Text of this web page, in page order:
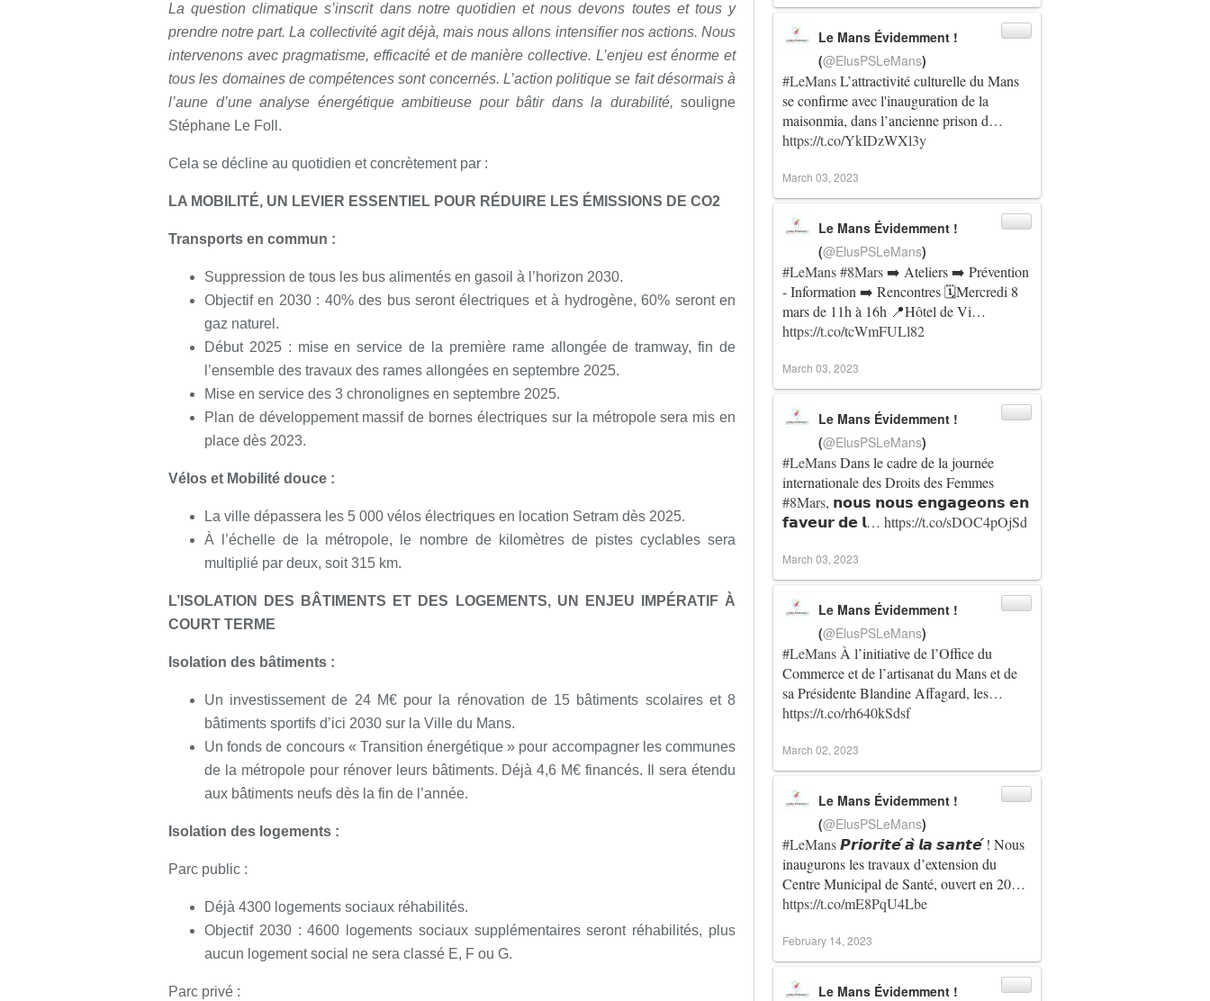
La question climatique s’inscrit dans notre quotidien et nous devons toutes et tous y
prendre notre part. La collectivité agit déjà, mais nous allons intensifier nos actions. Nous
intervenons avec pragmatisme, efficacité et de manière collective. L’enjeu est énorme et
tous les domaines de compétences sont concernés. L’action politique se fait désormais à
l’aune d’une analyse énergétique ambitieuse pour bâtir dans la durabilité, souligne
Stéphane Le Foll.
Cela se décline au quotidien et concrètement par :
LA MOBILITÉ, UN LEVIER ESSENTIEL POUR RÉDUIRE LES ÉMISSIONS DE CO2
Transports en commun :
Suppression de tous les bus alimentés en gasoil à l’horizon 2030.
Objectif en 2030 : 40% des bus seront électriques et à hydrogène, 60% seront en
gaz naturel.
Début 2025 : mise en service de la première rame allongée de tramway, fin de
l’ensemble des travaux des rames allongées en septembre 2025.
Mise en service des 3 chronolignes en septembre 2025.
Plan de développement massif de bornes électriques sur la métropole sera mis en
place dès 2023.
Vélos et Mobilité douce :
La ville dépassera les 5 000 vélos électriques en location Setram dès 2025.
À l’échelle de la métropole, le nombre de kilomètres de pistes cyclables sera
multiplié par deux, soit 315 km.
L’ISOLATION DES BÂTIMENTS ET DES LOGEMENTS, UN ENJEU IMPÉRATIF À
COURT TERME
Isolation des bâtiments :
Un investissement de 24 M€ pour la rénovation de 15 bâtiments scolaires et 8
bâtiments sportifs d’ici 2030 sur la Ville du Mans.
Un fonds de concours « Transition énergétique » pour accompagner les communes
de la métropole pour rénover leurs bâtiments. Déjà 4,6 M€ financés. Il sera étendu
aux bâtiments neufs dès la fin de l’année.
Isolation des logements :
Parc public :
Déjà 4300 logements sociaux réhabilités.
Objectif 2030 : 4600 logements sociaux supplémentaires seront réhabilités, plus
aucun logement social ne sera classé E, F ou G.
Parc privé :
#LeMansL’attractivité culturelle du Mans
se confirme avec l'inauguration de la
maisonmia, dans l’ancienne prison d…
https://t.co/YkIDzWXl3y
Le Mans Évidemment !
(@ElusPSLeMans)
March 03, 2023
#LeMans#8Mars➡️ Ateliers ➡️ Prévention
- Information ➡️ Rencontres 🗓️Mercredi 8
mars de 11h à 16h 📍Hôtel de Vi…
https://t.co/tcWmFULl82
Le Mans Évidemment !
(@ElusPSLeMans)
March 03, 2023
#LeMansDans le cadre de la journée
internationale des Droits des Femmes
#8Mars, 𝗻𝗼𝘂𝘀 𝗻𝗼𝘂𝘀 𝗲𝗻𝗴𝗮𝗴𝗲𝗼𝗻𝘀 𝗲𝗻
𝗳𝗮𝘃𝗲𝘂𝗿 𝗱𝗲 𝗹… https://t.co/sDOC4pOjSd
Le Mans Évidemment !
(@ElusPSLeMans)
March 03, 2023
#LeMans À l’initiative de l’Office du
Commerce et de l’artisanat du Mans et de
sa Présidente Blandine Affagard, les…
https://t.co/rh640kSdsf
Le Mans Évidemment !
(@ElusPSLeMans)
March 02, 2023
#LeMans𝙋𝙧𝙞𝙤𝙧𝙞𝙩𝙚́ 𝙖̀ 𝙡𝙖 𝙨𝙖𝙣𝙩𝙚́ ! Nous
inaugurons les travaux d’extension du
Centre Municipal de Santé, ouvert en 20…
https://t.co/mE8PqU4Lbe
Le Mans Évidemment !
(@ElusPSLeMans)
February 14, 2023
Le Mans Évidemment !